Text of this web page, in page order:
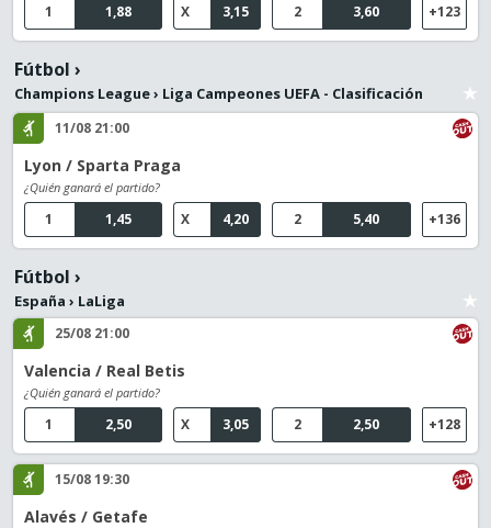
1,88
1 3,15
X 3,60
2 +123
Fútbol ›
Champions League› Liga Campeones UEFA - Clasificación
11/08 21:00
Lyon / Sparta Praga
¿Quién ganará el partido?
1,45
1 4,20
X 5,40
2 +136
Fútbol ›
España › LaLiga
25/08 21:00
Valencia / Real Betis
¿Quién ganará el partido?
2,50
1 3,05
X 2,50
2 +128
15/08 19:30
Alavés / Getafe